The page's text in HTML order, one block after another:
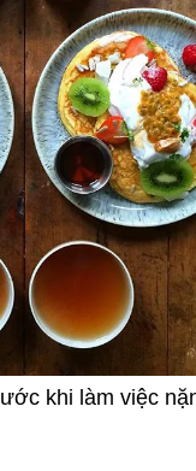
khi làm việc